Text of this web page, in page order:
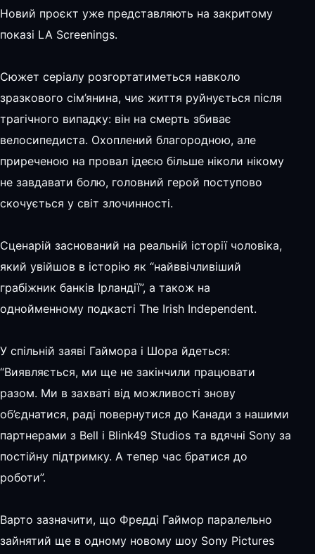
Новий проєкт уже представляють на закритому
показі LA Screenings.
Сюжет серіалу розгортатиметься навколо
зразкового сім’янина, чиє життя руйнується після
трагічного випадку: він на смерть збиває
велосипедиста. Охоплений благородною, але
приреченою на провал ідеєю більше ніколи нікому
не завдавати болю, головний герой поступово
скочується у світ злочинності.
Сценарій заснований на реальній історії чоловіка,
який увійшов в історію як “найввічливіший
грабіжник банків Ірландії”, а також на
однойменному подкасті The Irish Independent.
У спільній заяві Гаймора і Шора йдеться:
“Виявляється, ми ще не закінчили працювати
разом. Ми в захваті від можливості знову
об’єднатися, раді повернутися до Канади з нашими
партнерами з Bell і Blink49 Studios та вдячні Sony за
постійну підтримку. А тепер час братися до
роботи”.
Варто зазначити, що Фредді Гаймор паралельно
зайнятий ще в одному новому шоу Sony Pictures